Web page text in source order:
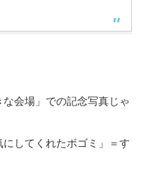
会場」での記念写真じゃ
してくれたボゴミ」＝す